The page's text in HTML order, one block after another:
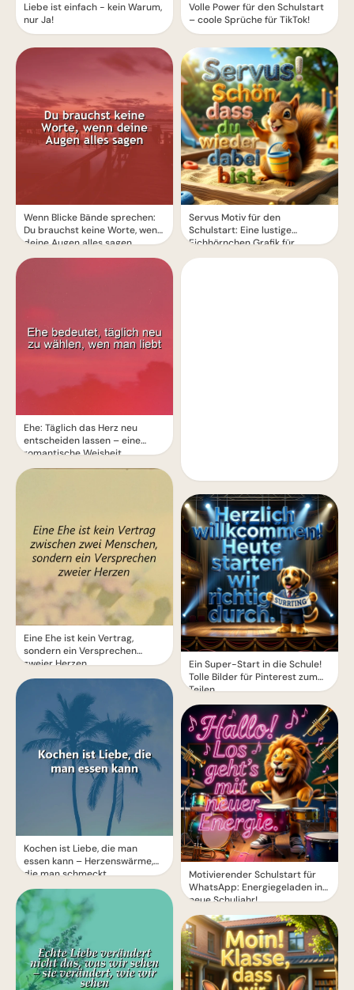
Liebe ist einfach - kein Warum,
nur Ja!
Wenn Blicke Bände sprechen:
Du brauchst keine Worte, wenn
deine Augen alles sagen.
Ehe: Täglich das Herz neu
entscheiden lassen – eine
romantische Weisheit
Eine Ehe ist kein Vertrag,
sondern ein Versprechen
zweier Herzen
Kochen ist Liebe, die man
essen kann – Herzenswärme,
die man schmeckt
Volle Power für den Schulstart
– coole Sprüche für TikTok!
Servus Motiv für den
Schulstart: Eine lustige
Eichhörnchen Grafik für
WhatsApp
Ein Super-Start in die Schule!
Tolle Bilder für Pinterest zum
Teilen.
Motivierender Schulstart für
WhatsApp: Energiegeladen ins
neue Schuljahr!